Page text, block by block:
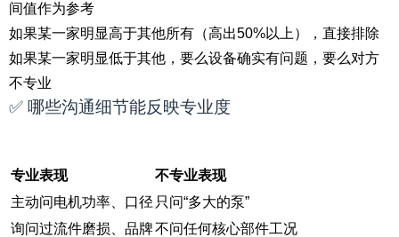
间值作为参考
如果某一家明显高于其他所有（高出50%以上），直接排除
如果某一家明显低于其他，要么设备确实有问题，要么对方
不专业
✅ 哪些沟通细节能反映专业度
专业表现
不专业表现
主动问电机功率、口径 只问“多大的泵”
询问过流件磨损、品牌不问任何核心部件工况